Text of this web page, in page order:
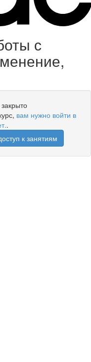
с
вам нужно войти в
.
к занятиям